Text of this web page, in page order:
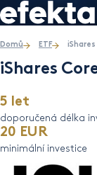
Domů ETF iShares
iShares
5 let
doporučená délka
20 EUR
minimální investice